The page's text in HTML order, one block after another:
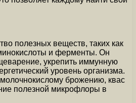
полезных веществ, таких как
и ферменты. Он
укрепить иммунную
уровень организма.
брожению, квас
полезной микрофлоры в